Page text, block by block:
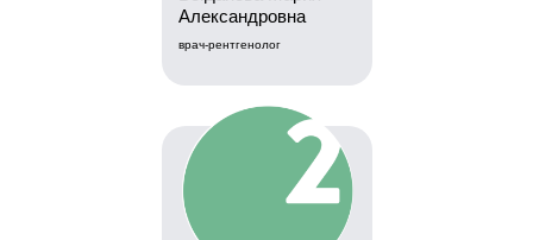
Александровна
врач-рентгенолог